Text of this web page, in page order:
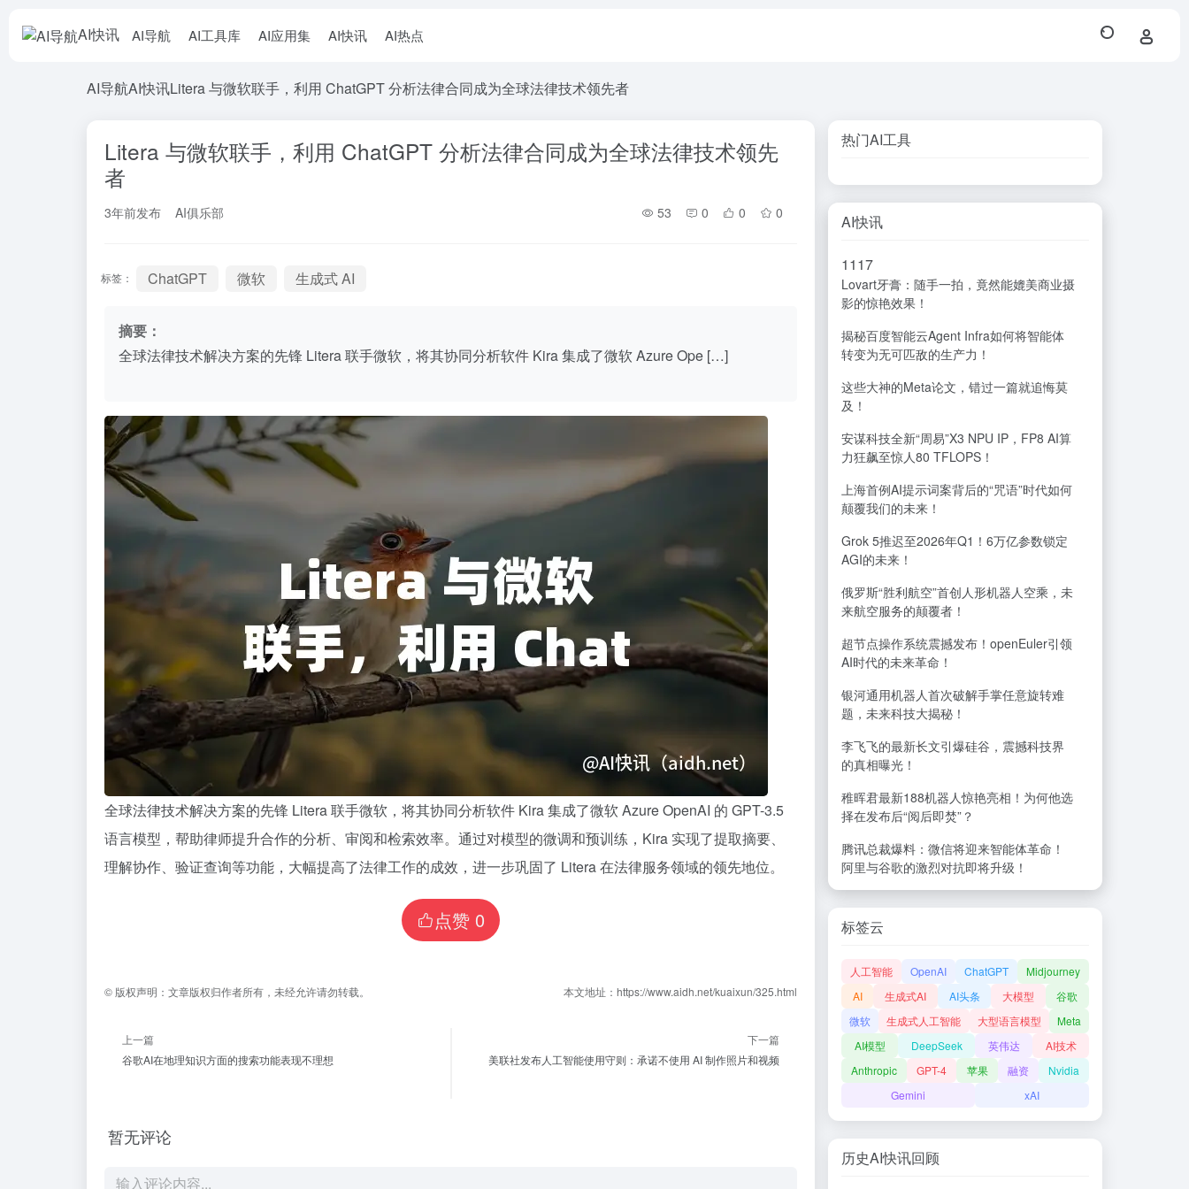
AI快讯 AI导航 AI工具库 AI应用集 AI快讯 AI热点
AI导航AI快讯Litera 与微软联手，利用 ChatGPT 分析法律合同成为全球法律技术领先者
Litera 与微软联手，利用 ChatGPT 分析法律合同成为全球法律技术领先
者
3年前发布 AI俱乐部 53 0 0 0
标签： ChatGPT 微软 生成式 AI
摘要：
全球法律技术解决方案的先锋 Litera 联手微软，将其协同分析软件 Kira 集成了微软 Azure Ope […]
全球法律技术解决方案的先锋 Litera 联手微软，将其协同分析软件 Kira 集成了微软 Azure OpenAI 的 GPT-3.5
语言模型，帮助律师提升合作的分析、审阅和检索效率。通过对模型的微调和预训练，Kira 实现了提取摘要、
理解协作、验证查询等功能，大幅提高了法律工作的成效，进一步巩固了 Litera 在法律服务领域的领先地位。
点赞 0
© 版权声明： 文章版权归作者所有，未经允许请勿转载。 本文地址：https://www.aidh.net/kuaixun/325.html
上一篇
谷歌AI在地理知识方面的搜索功能表现不理想
下一篇
美联社发布人工智能使用守则：承诺不使用 AI 制作照片和视频
暂无评论
热门AI工具
AI快讯
1117
Lovart牙膏：随手一拍，竟然能媲美商业摄
影的惊艳效果！
揭秘百度智能云Agent Infra如何将智能体
转变为无可匹敌的生产力！
这些大神的Meta论文，错过一篇就追悔莫
及！
安谋科技全新“周易”X3 NPU IP，FP8 AI算
力狂飙至惊人80 TFLOPS！
上海首例AI提示词案背后的“咒语”时代如何
颠覆我们的未来！
Grok 5推迟至2026年Q1！6万亿参数锁定
AGI的未来！
俄罗斯“胜利航空”首创人形机器人空乘，未
来航空服务的颠覆者！
超节点操作系统震撼发布！openEuler引领
AI时代的未来革命！
银河通用机器人首次破解手掌任意旋转难
题，未来科技大揭秘！
李飞飞的最新长文引爆硅谷，震撼科技界
的真相曝光！
稚晖君最新188机器人惊艳亮相！为何他选
择在发布后“阅后即焚”？
腾讯总裁爆料：微信将迎来智能体革命！
阿里与谷歌的激烈对抗即将升级！
标签云
人工智能 OpenAI ChatGPT
Midjourney
AI
生成式AI AI头条 大模型
谷歌
微软
生成式人工智能 大型语言模型
Meta
AI模型
DeepSeek 英伟达
AI技术
Anthropic
GPT-4 苹果 融资
Nvidia
Gemini
xAI
历史AI快讯回顾